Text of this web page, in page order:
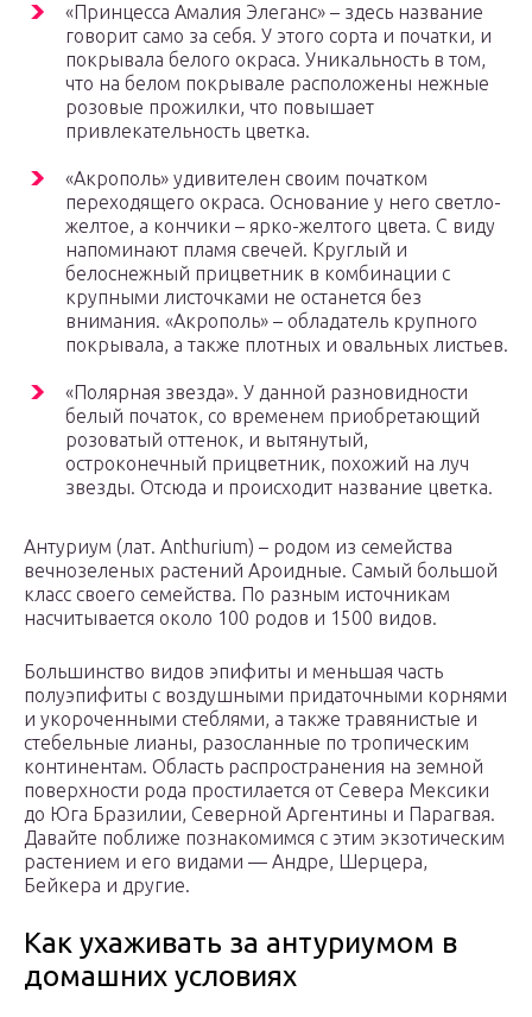
«Принцесса Амалия Элеганс» – здесь название
говорит само за себя. У этого сорта и початки, и
покрывала белого окраса. Уникальность в том,
что на белом покрывале расположены нежные
розовые прожилки, что повышает
привлекательность цветка.
«Акрополь» удивителен своим початком
переходящего окраса. Основание у него светло-
желтое, а кончики – ярко-желтого цвета. С виду
напоминают пламя свечей. Круглый и
белоснежный прицветник в комбинации с
крупными листочками не останется без
внимания. «Акрополь» – обладатель крупного
покрывала, а также плотных и овальных листьев.
«Полярная звезда». У данной разновидности
белый початок, со временем приобретающий
розоватый оттенок, и вытянутый,
остроконечный прицветник, похожий на луч
звезды. Отсюда и происходит название цветка.
Антуриум (лат. Anthurium) – родом из семейства
вечнозеленых растений Ароидные. Самый большой
класс своего семейства. По разным источникам
насчитывается около 100 родов и 1500 видов.
Большинство видов эпифиты и меньшая часть
полуэпифиты с воздушными придаточными корнями
и укороченными стеблями, а также травянистые и
стебельные лианы, разосланные по тропическим
континентам. Область распространения на земной
поверхности рода простилается от Севера Мексики
до Юга Бразилии, Северной Аргентины и Парагвая.
Давайте поближе познакомимся с этим экзотическим
растением и его видами — Андре, Шерцера,
Бейкера и другие.
Как ухаживать за антуриумом в
домашних условиях